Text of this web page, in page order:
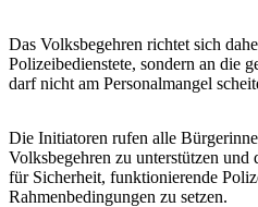
Das Volksbegehren richtet sich
Polizeibedienstete, sondern an die
darf nicht am Personalmangel
Die Initiatoren rufen alle
Volksbegehren zu unterstützen und
für Sicherheit, funktionierende
Rahmenbedingungen zu setzen.